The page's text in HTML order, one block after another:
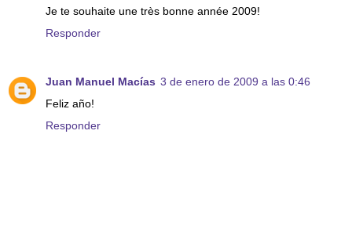
Je te souhaite une très bonne année 2009!
Responder
Juan Manuel Macías 3 de enero de 2009 a las 0:46
Feliz año!
Responder